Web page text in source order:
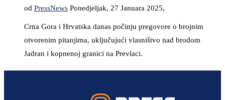
od PressNews Ponedjeljak, 27 Januara 2025,
Crna Gora i Hrvatska danas počinju pregovore o brojnim
otvorenim pitanjima, uključujući vlasništvo nad brodom
Jadran i kopnenoj granici na Prevlaci.